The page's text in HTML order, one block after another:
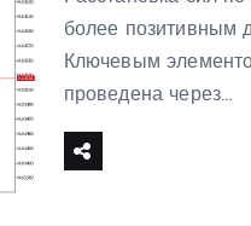
более позитивным
Ключевым
проведена через…